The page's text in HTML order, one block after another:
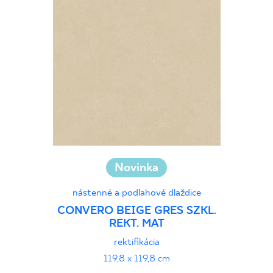
Novinka
nástenné a podlahové dlaždice
CONVERO BEIGE GRES SZKL.
REKT. MAT
rektifikácia
119,8 x 119,8 cm